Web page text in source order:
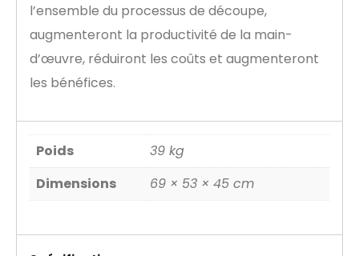
l’ensemble du processus de découpe,
augmenteront la productivité de la main-
d’œuvre, réduiront les coûts et augmenteront
les bénéfices.
Poids
39 kg
Dimensions
69 × 53 × 45 cm